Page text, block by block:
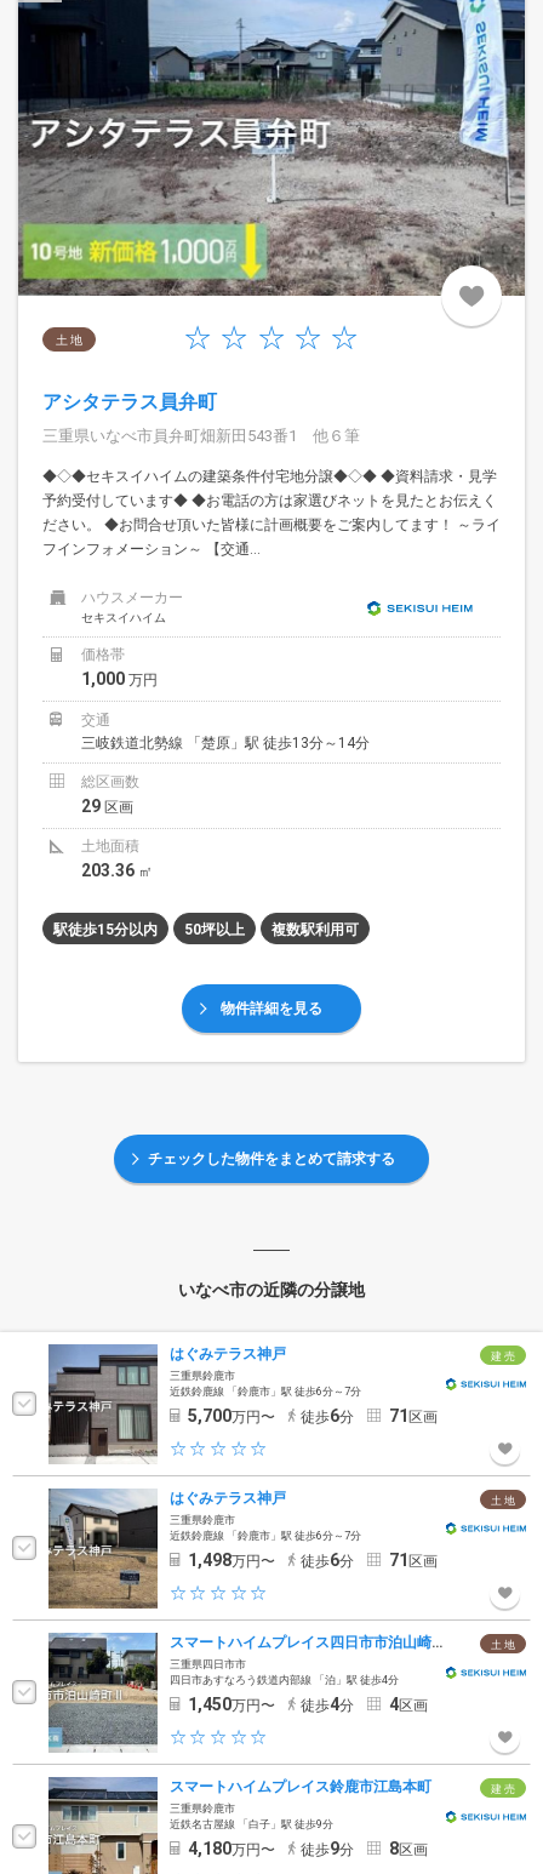
土 地
アシタテラス員弁町
三重県いなべ市員弁町畑新田543番1 他６筆
◆◇◆セキスイハイムの建築条件付宅地分譲◆◇◆ ◆資料請求・見学
予約受付しています◆ ◆お電話の方は家選びネットを見たとお伝えく
ださい。 ◆お問合せ頂いた皆様に計画概要をご案内してます！ ～ライ
フインフォメーション～ 【交通...
ハウスメーカー
セキスイハイム
価格帯
1,000 万円
交通
三岐鉄道北勢線 「楚原」駅 徒歩13分～14分
総区画数
29 区画
土地面積
203.36 ㎡
駅徒歩15分以内 50坪以上 複数駅利用可
物件詳細を見る
チェックした物件をまとめて請求する
いなべ市の近隣の分譲地
建 売
はぐみテラス神戸
三重県鈴鹿市
近鉄鈴鹿線 「鈴鹿市」駅 徒歩6分～7分
5,700万円〜 徒歩6分 71 区画
土 地
はぐみテラス神戸
三重県鈴鹿市
近鉄鈴鹿線 「鈴鹿市」駅 徒歩6分～7分
1,498万円〜 徒歩6分 71 区画
土 地
スマートハイムプレイス四日市市泊山崎町II
三重県四日市市
四日市あすなろう鉄道内部線 「泊」駅 徒歩4分
1,450万円〜 徒歩4分 4区画
建 売
スマートハイムプレイス鈴鹿市江島本町
三重県鈴鹿市
近鉄名古屋線 「白子」駅 徒歩9分
4,180万円〜 徒歩9分 8区画